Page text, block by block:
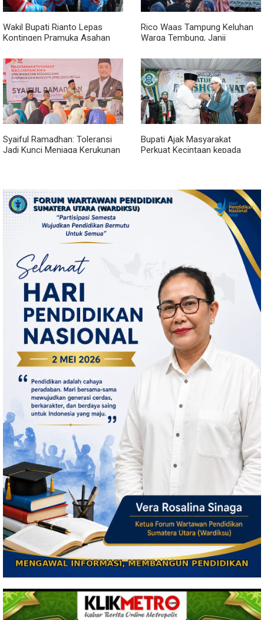
Wakil Bupati Rianto Lepas
Kontingen Pramuka Asahan
Cibubur
Rico Waas Tampung Keluhan
Warga Tembung, Janji
Syaiful Ramadhan: Toleransi
Jadi Kunci Menjaga Kerukunan
Bupati Ajak Masyarakat
Perkuat Kecintaan kepada